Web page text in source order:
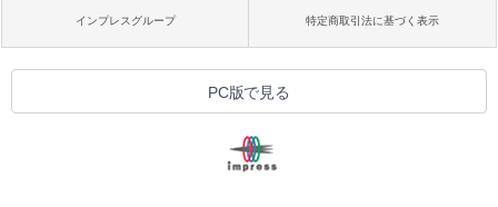
インプレスグループ 特定商取引法に基づく表示
PC版で見る